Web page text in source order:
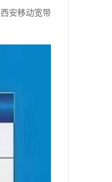
安移动宽带